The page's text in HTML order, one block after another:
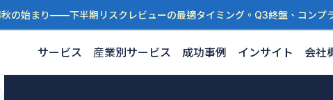
秋の始まり——下半期リスクレビューの最適タイミング。Q3終盤、コンプ
サービス 産業別サービス 成功事例 インサイト 会社